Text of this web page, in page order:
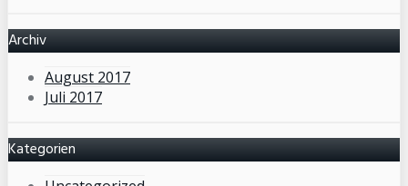
Archiv
August 2017
Juli 2017
Kategorien